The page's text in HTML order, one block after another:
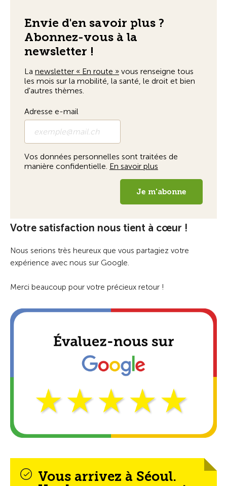
Votre satisfaction nous tient à cœur !
Nous serions très heureux que vous partagiez votre
expérience avec nous sur Google.
Merci beaucoup pour votre précieux retour !
Vous arrivez à Séoul.